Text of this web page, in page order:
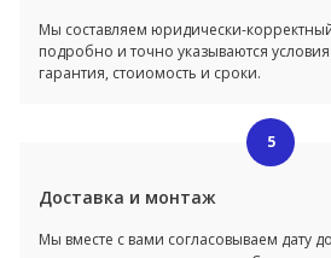
Мы составляем юридически-
подробно и точно указываются условия
гарантия, стоиомость и сроки.
Доставка и монтаж
Мы вместе с вами согласовываем дату
5